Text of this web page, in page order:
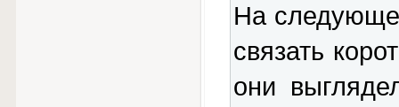
На
связать
они